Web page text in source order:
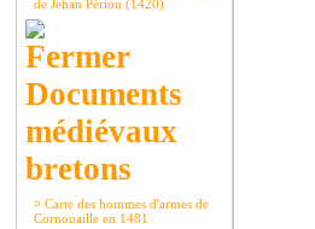
de Jehan Périou (1420).
Documents
médiévaux
bretons
¤ Carte des hommes d'armes de
Cornouaille en 1481